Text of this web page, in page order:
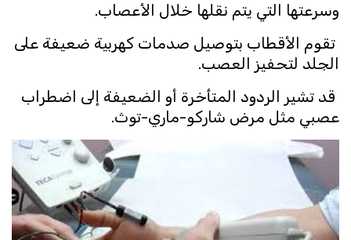
وسرعتها التي يتم نقلها خلال الأعصاب.
تقوم الأقطاب بتوصيل صدمات كهربية ضعيفة على
الجلد لتحفيز العصب.
قد تشير الردود المتأخرة أو الضعيفة إلى اضطراب
عصبي مثل مرض شاركو-ماري-توث.